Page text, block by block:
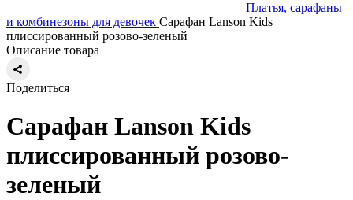
Платья, сарафаны
и комбинезоны для девочек Сарафан Lanson Kids
плиссированный розово-зеленый
Описание товара
Поделиться
Сарафан Lanson Kids
плиссированный розово-
зеленый